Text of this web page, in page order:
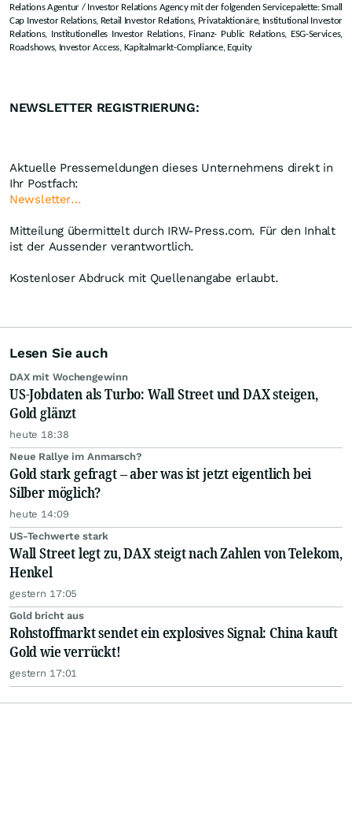
Relations Agentur / Investor Relations Agency mit der folgenden Servicepalette: Small
Cap Investor Relations, Retail Investor Relations, Privataktionäre, Institutional Investor
Relations, Institutionelles Investor Relations, Finanz- Public Relations, ESG-Services,
Roadshows, Investor Access, Kapitalmarkt-Compliance, Equity
NEWSLETTER REGISTRIERUNG:
Aktuelle Pressemeldungen dieses Unternehmens direkt in
Ihr Postfach:
Newsletter...
Mitteilung übermittelt durch IRW-Press.com. Für den Inhalt
ist der Aussender verantwortlich.
Kostenloser Abdruck mit Quellenangabe erlaubt.
Lesen Sie auch
DAX mit Wochengewinn
US-Jobdaten als Turbo: Wall Street und DAX steigen,
Gold glänzt
heute 18:38
Neue Rallye im Anmarsch?
Gold stark gefragt – aber was ist jetzt eigentlich bei
Silber möglich?
heute 14:09
US-Techwerte stark
Wall Street legt zu, DAX steigt nach Zahlen von Telekom,
Henkel
gestern 17:05
Gold bricht aus
Rohstoffmarkt sendet ein explosives Signal: China kauft
Gold wie verrückt!
gestern 17:01